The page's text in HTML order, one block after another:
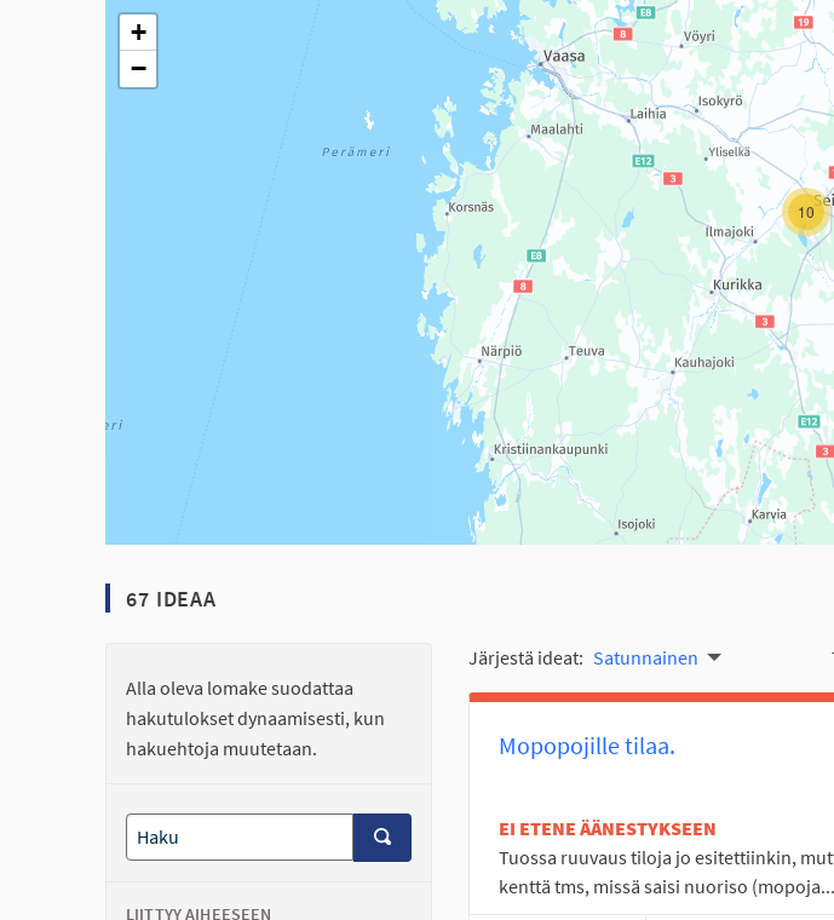
Seuraavassa elementissä on kartta, joka esittää tämän sivun tietueet karttapisteinä.
10
+
−
67 IDEAA
Alla oleva lomake suodattaa
hakutulokset dynaamisesti, kun
hakuehtoja muutetaan.
LIITTYY AIHEESEEN
Järjestä ideat: Satunnainen
Mopopojille tilaa.
EI ETENE ÄÄNESTYKSEEN
Tuossa ruuvaus tiloja jo esitettiinkin,
kenttä tms, missä saisi nuoriso (mopoja...